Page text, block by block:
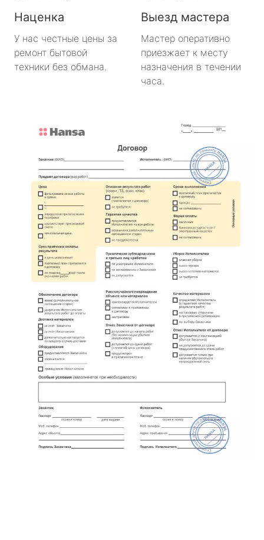
Наценка
У нас честные цены за
ремонт бытовой
техники без обмана.
Выезд мастера
Мастер оперативно
приезжает к месту
назначения в течении
часа.